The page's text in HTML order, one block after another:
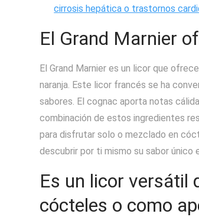
cirrosis hepática o trastornos
El Grand Marnier
El Grand Marnier es un licor que
naranja. Este licor francés se ha
sabores. El cognac aporta notas
combinación de estos ingredientes
para disfrutar solo o mezclado en
descubrir por ti mismo su sabor único
Es un licor versátil
cócteles o como